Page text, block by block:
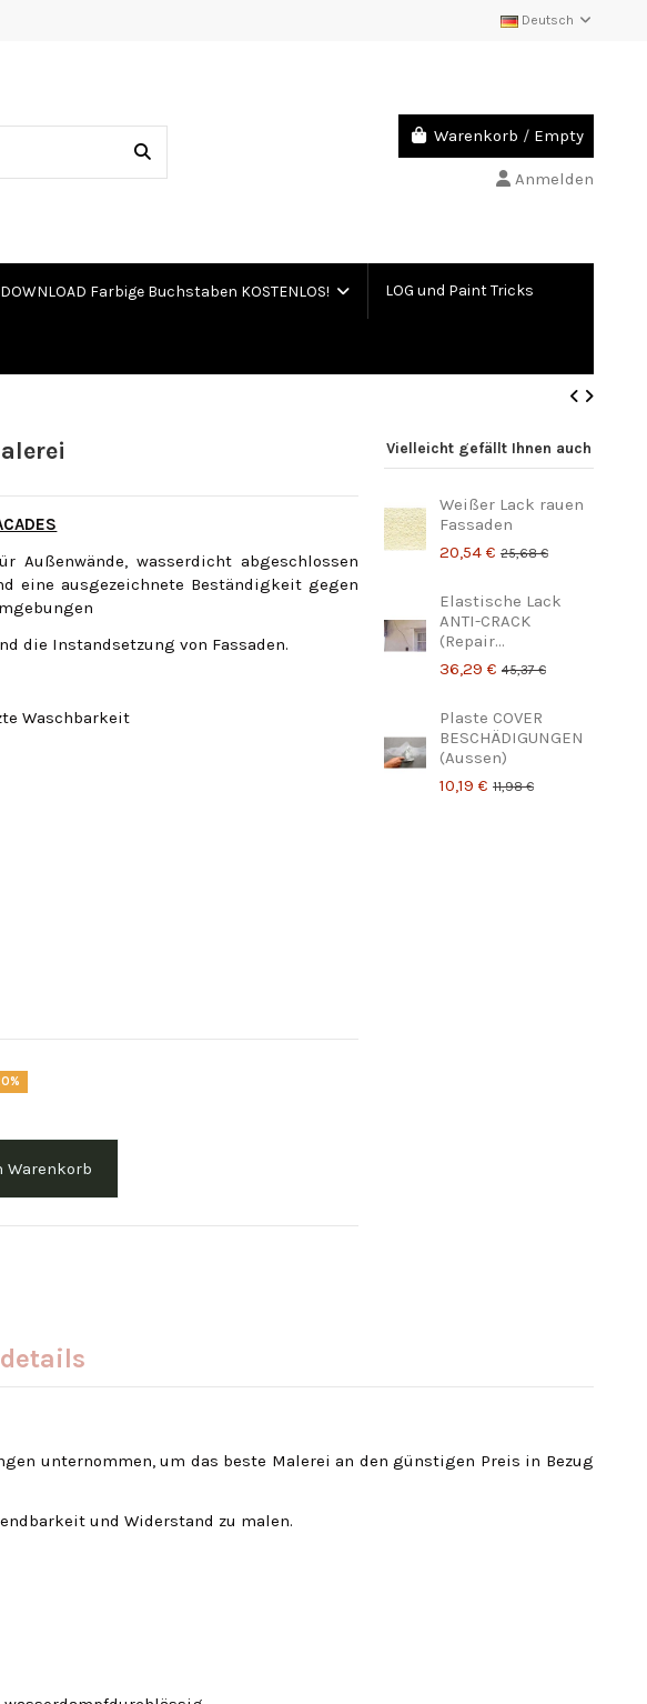
Deutsch
Warenkorb / Empty
Anmelden
DOWNLOAD Farbige Buchstaben KOSTENLOS! LOG und Paint Tricks
Außenwände, wasserdicht abgeschlossen
eine ausgezeichnete Beständigkeit gegen
die Instandsetzung von Fassaden.
Waschbarkeit
Warenkorb
Vielleicht gefällt Ihnen auch
Weißer Lack rauen
Fassaden
20,54 € 25,68 €
Elastische Lack
ANTI-CRACK
(Repair...
36,29 € 45,37 €
Plaste COVER
BESCHÄDIGUNGEN
(Aussen)
10,19 € 11,98 €
unternommen, um das beste Malerei an den günstigen Preis in Bezug
und Widerstand zu malen.